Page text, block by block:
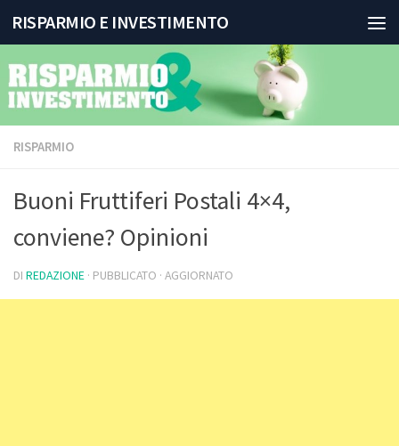
Salta al contenuto
RISPARMIO E INVESTIMENTO
RISPARMIO
Buoni Fruttiferi Postali 4×4,
conviene? Opinioni
DI REDAZIONE · PUBBLICATO · AGGIORNATO